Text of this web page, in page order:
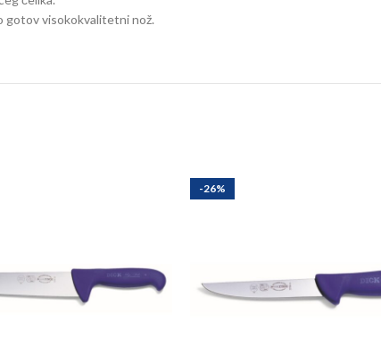
gotov visokokvalitetni nož.
-26%